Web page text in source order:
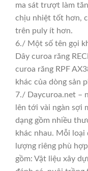
ma sát trượt làm
chịu nhiệt tốt hơn,
trên puly ít hơn.
6./ Một số tên gọi
Dây curoa răng
curoa răng RPF
khác của dòng sản
7./ Daycuroa.net –
lên tới vài ngàn sợi
dạng gồm nhiều
khác nhau. Mỗi loại
lượng riêng phù
gồm: Vật liệu xây